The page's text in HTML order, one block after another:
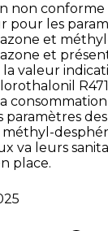
non
pour les
et
et
valeur
paramètres
va leurs
place.